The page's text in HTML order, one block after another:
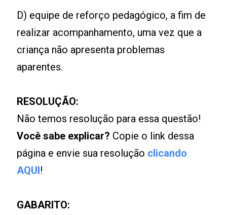
D) equipe de reforço pedagógico, a fim de
realizar acompanhamento, uma vez que a
criança não apresenta problemas
aparentes.
RESOLUÇÃO:
Não temos resolução para essa questão!
Você sabe explicar? Copie o link dessa
página e envie sua resolução clicando
AQUI!
GABARITO: